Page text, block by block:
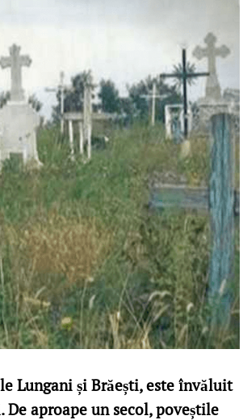
Lungani și Brăești, este învăluit
aproape un secol, poveștile